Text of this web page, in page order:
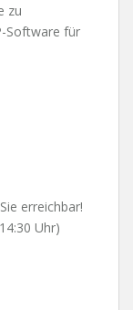
zu
Software für
erreichbar!
Uhr)